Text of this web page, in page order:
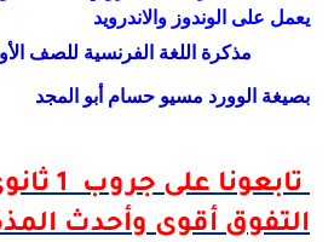
يعمل على الوندوز والاندرويد
بصيغة الوورد مسيو حسام أبو المجد
تابعونا
التفوق أقوى وأحدث